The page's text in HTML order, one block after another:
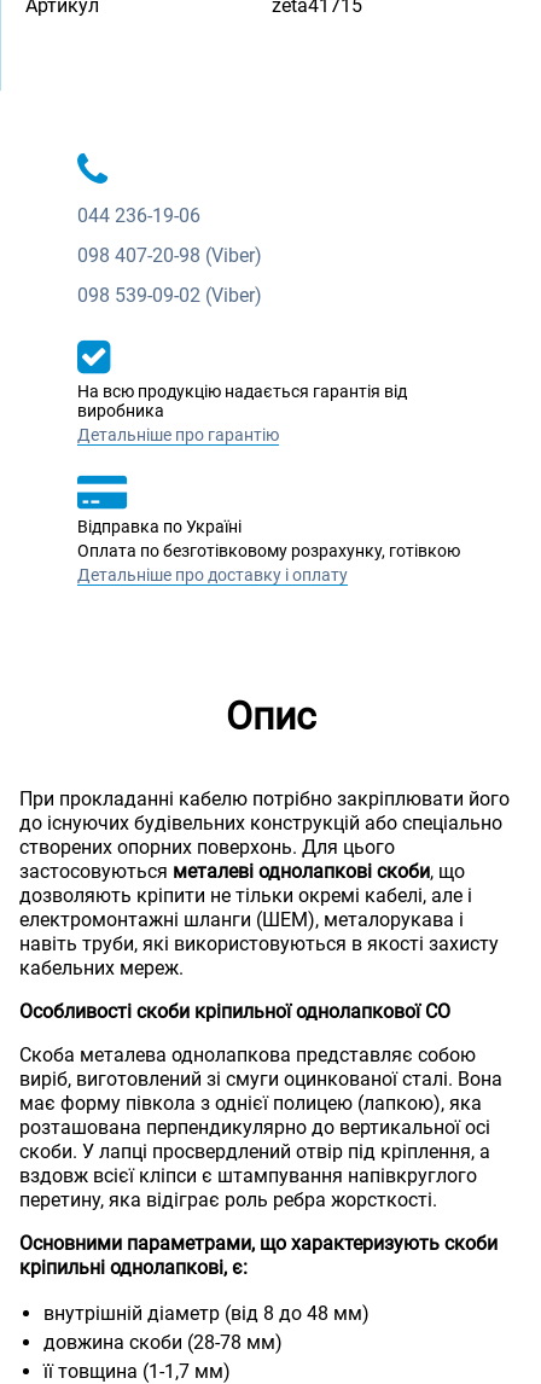
Артикул
zeta41715
044 236-19-06
098 407-20-98 (Viber)
098 539-09-02 (Viber)
На всю продукцію надається гарантія від
виробника
Детальніше про гарантію
Відправка по Україні
Оплата по безготівковому розрахунку, готівкою
Детальніше про доставку і оплату
Опис
При прокладанні кабелю потрібно закріплювати його
до існуючих будівельних конструкцій або спеціально
створених опорних поверхонь. Для цього
застосовуються металеві однолапкові скоби, що
дозволяють кріпити не тільки окремі кабелі, але і
електромонтажні шланги (ШЕМ), металорукава і
навіть труби, які використовуються в якості захисту
кабельних мереж.
Особливості скоби кріпильної однолапкової СО
Скоба металева однолапкова представляє собою
виріб, виготовлений зі смуги оцинкованої сталі. Вона
має форму півкола з однієї полицею (лапкою), яка
розташована перпендикулярно до вертикальної осі
скоби. У лапці просвердлений отвір під кріплення, а
вздовж всієї кліпси є штампування напівкруглого
перетину, яка відіграє роль ребра жорсткості.
Основними параметрами, що характеризують скоби
кріпильні однолапкові, є:
внутрішній діаметр (від 8 до 48 мм)
довжина скоби (28-78 мм)
її товщина (1-1,7 мм)